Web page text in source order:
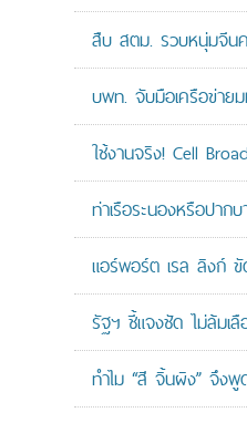
สืบ สตม. รวบหนุ่มจีน
บพท. จับมือเครือข่ายม
ใช้งานจริง! Cell
ท่าเรือระนองหรือปาก
แอร์พอร์ต เรล ลิงก์ ขั
รัฐฯ ชี้แจงชัด ไม่ล้มเ
ทำไม “สี จิ้นผิง” จึงพู